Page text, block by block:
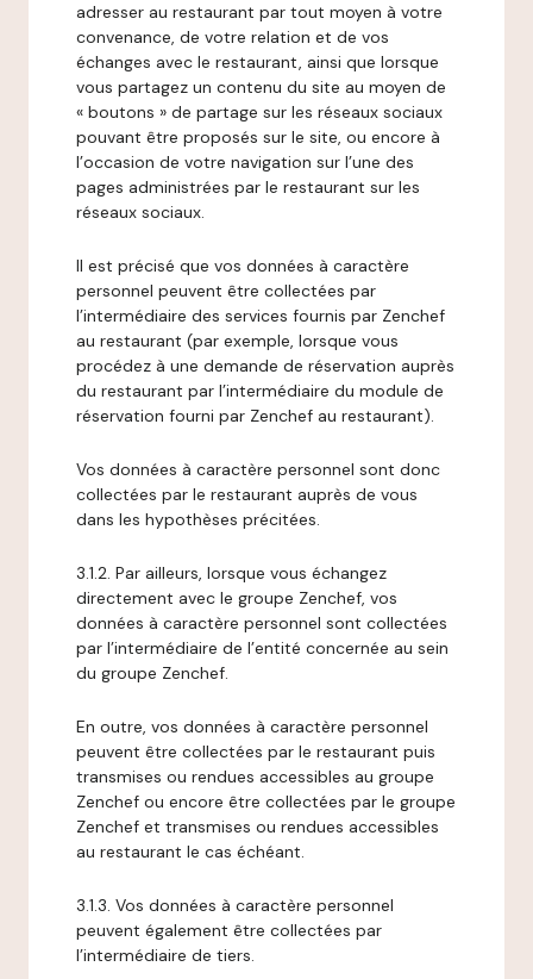
adresser au restaurant par tout moyen à votre
convenance, de votre relation et de vos
échanges avec le restaurant, ainsi que lorsque
vous partagez un contenu du site au moyen de
« boutons » de partage sur les réseaux sociaux
pouvant être proposés sur le site, ou encore à
l’occasion de votre navigation sur l’une des
pages administrées par le restaurant sur les
réseaux sociaux.
Il est précisé que vos données à caractère
personnel peuvent être collectées par
l’intermédiaire des services fournis par Zenchef
au restaurant (par exemple, lorsque vous
procédez à une demande de réservation auprès
du restaurant par l’intermédiaire du module de
réservation fourni par Zenchef au restaurant).
Vos données à caractère personnel sont donc
collectées par le restaurant auprès de vous
dans les hypothèses précitées.
3.1.2. Par ailleurs, lorsque vous échangez
directement avec le groupe Zenchef, vos
données à caractère personnel sont collectées
par l’intermédiaire de l’entité concernée au sein
du groupe Zenchef.
En outre, vos données à caractère personnel
peuvent être collectées par le restaurant puis
transmises ou rendues accessibles au groupe
Zenchef ou encore être collectées par le groupe
Zenchef et transmises ou rendues accessibles
au restaurant le cas échéant.
3.1.3. Vos données à caractère personnel
peuvent également être collectées par
l’intermédiaire de tiers.